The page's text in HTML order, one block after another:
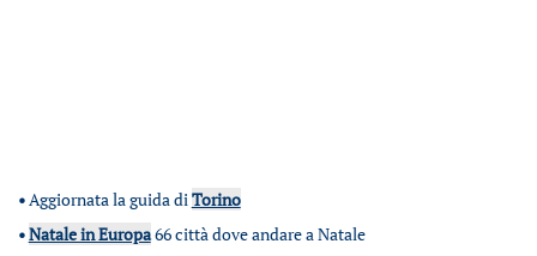
•Aggiornata la guida diTorino
•Natale in Europa66 città dove andare a Natale